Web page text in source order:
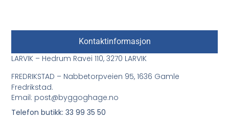
Kontaktinformasjon
LARVIK – Hedrum Ravei 110, 3270 LARVIK
FREDRIKSTAD – Nabbetorpveien 95, 1636 Gamle
Fredrikstad.
Email: post@byggoghage.no
Telefon butikk: 33 99 35 50